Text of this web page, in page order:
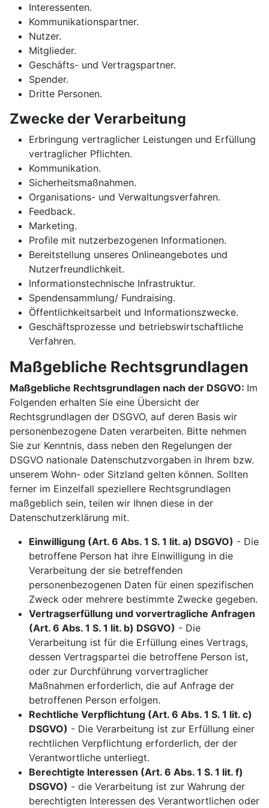
Interessenten.
Kommunikationspartner.
Nutzer.
Mitglieder.
Geschäfts- und Vertragspartner.
Spender.
Dritte Personen.
Zwecke der Verarbeitung
Erbringung vertraglicher Leistungen und Erfüllung
vertraglicher Pflichten.
Kommunikation.
Sicherheitsmaßnahmen.
Organisations- und Verwaltungsverfahren.
Feedback.
Marketing.
Profile mit nutzerbezogenen Informationen.
Bereitstellung unseres Onlineangebotes und
Nutzerfreundlichkeit.
Informationstechnische Infrastruktur.
Spendensammlung/ Fundraising.
Öffentlichkeitsarbeit und Informationszwecke.
Geschäftsprozesse und betriebswirtschaftliche
Verfahren.
Maßgebliche Rechtsgrundlagen
Maßgebliche Rechtsgrundlagen nach der DSGVO: Im
Folgenden erhalten Sie eine Übersicht der
Rechtsgrundlagen der DSGVO, auf deren Basis wir
personenbezogene Daten verarbeiten. Bitte nehmen
Sie zur Kenntnis, dass neben den Regelungen der
DSGVO nationale Datenschutzvorgaben in Ihrem bzw.
unserem Wohn- oder Sitzland gelten können. Sollten
ferner im Einzelfall speziellere Rechtsgrundlagen
maßgeblich sein, teilen wir Ihnen diese in der
Datenschutzerklärung mit.
Einwilligung (Art. 6 Abs. 1 S. 1 lit. a) DSGVO) - Die
betroffene Person hat ihre Einwilligung in die
Verarbeitung der sie betreffenden
personenbezogenen Daten für einen spezifischen
Zweck oder mehrere bestimmte Zwecke gegeben.
Vertragserfüllung und vorvertragliche Anfragen
(Art. 6 Abs. 1 S. 1 lit. b) DSGVO) - Die
Verarbeitung ist für die Erfüllung eines Vertrags,
dessen Vertragspartei die betroffene Person ist,
oder zur Durchführung vorvertraglicher
Maßnahmen erforderlich, die auf Anfrage der
betroffenen Person erfolgen.
Rechtliche Verpflichtung (Art. 6 Abs. 1 S. 1 lit. c)
DSGVO) - Die Verarbeitung ist zur Erfüllung einer
rechtlichen Verpflichtung erforderlich, der der
Verantwortliche unterliegt.
Berechtigte Interessen (Art. 6 Abs. 1 S. 1 lit. f)
DSGVO) - die Verarbeitung ist zur Wahrung der
berechtigten Interessen des Verantwortlichen oder